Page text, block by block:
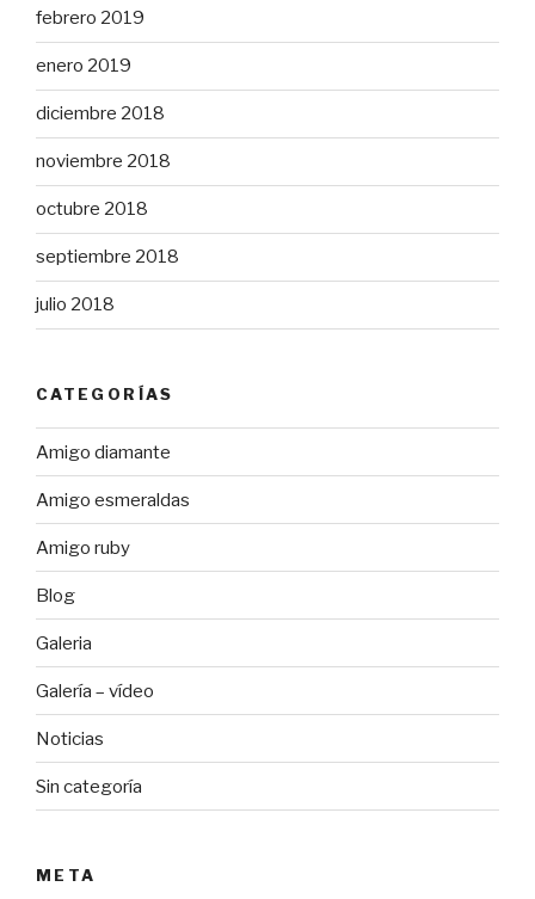
febrero 2019
enero 2019
diciembre 2018
noviembre 2018
octubre 2018
septiembre 2018
julio 2018
CATEGORÍAS
Amigo diamante
Amigo esmeraldas
Amigo ruby
Blog
Galeria
Galería – vídeo
Noticias
Sin categoría
META